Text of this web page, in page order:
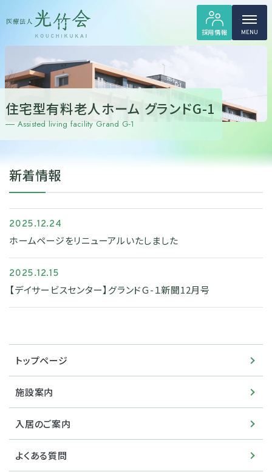
採用情報 MENU
住宅型有料老人ホーム グランドG-1
Assisted living facility Grand G-1
新着情報
2025.12.24
ホームページをリニューアルいたしました
2025.12.15
【デイサービスセンター】グランドＧ-１新聞12月号
トップページ
施設案内
入居のご案内
よくある質問